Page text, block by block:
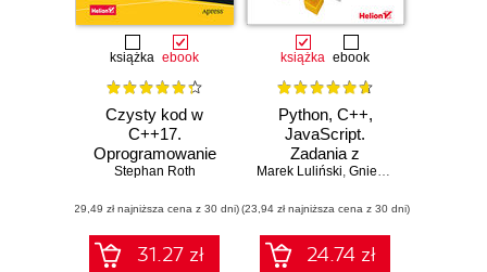
książka ebook
Czysty kod w
C++17.
Oprogramowanie
łatwe w utrzymaniu
Stephan Roth
(29,49 zł najniższa cena z 30 dni)
31.27 zł
książka ebook
Python, C++,
JavaScript.
Zadania z
programowania
Marek Luliński, Gniewomir Sarbicki
(23,94 zł najniższa cena z 30 dni)
24.74 zł